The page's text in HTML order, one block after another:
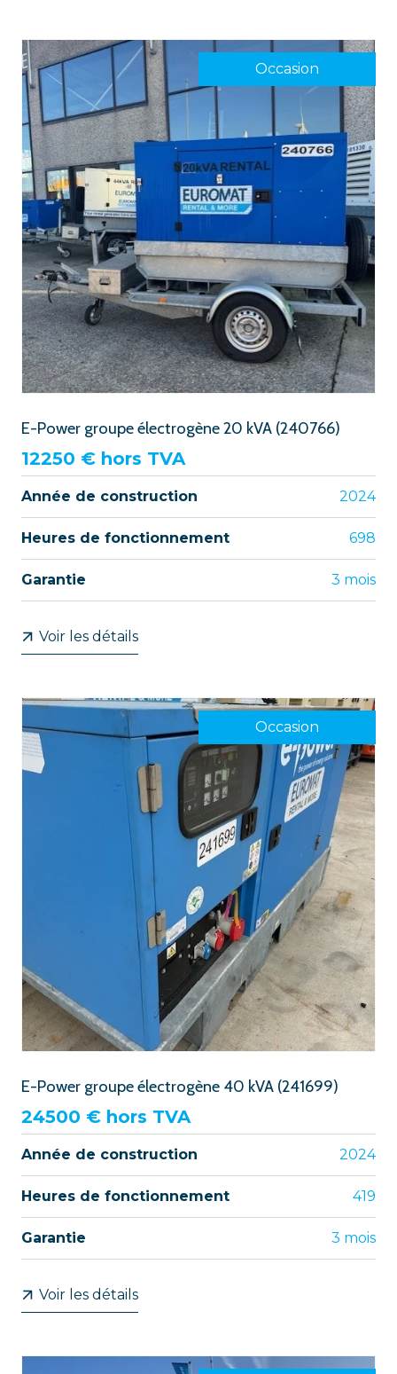
Occasion
E-Power groupe électrogène 20 kVA (240766)
12250 € hors TVA
Année de construction 2024
Heures de fonctionnement 698
Garantie 3 mois
Voir les détails
Occasion
E-Power groupe électrogène 40 kVA (241699)
24500 € hors TVA
Année de construction 2024
Heures de fonctionnement 419
Garantie 3 mois
Voir les détails